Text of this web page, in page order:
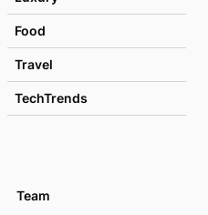
Food
Travel
TechTrends
Team